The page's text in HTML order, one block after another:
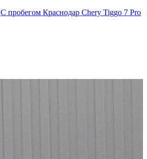
С пробегом Краснодар Chery Tiggo 7 Pro